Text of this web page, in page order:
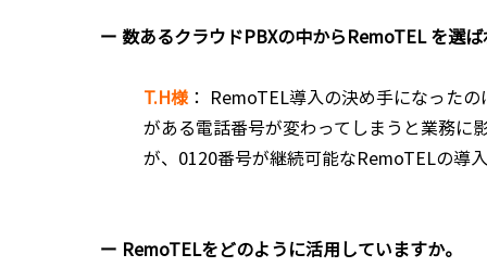
ー 数あるクラウドPBXの中からRemoTEL を選
T.H様 ： RemoTEL導入の決め手になった
がある電話番号が変わってしまうと業務に
が、0120番号が継続可能なRemoTELの導
ー RemoTELをどのように活用していますか。